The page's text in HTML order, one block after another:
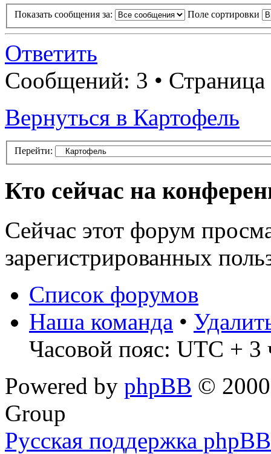
Показать сообщения за: Поле сортировки
Ответить
Сообщений: 3 • Страница
Вернуться в Картофель
Перейти:
Кто сейчас на
Сейчас этот форум
зарегистрированных
Список форумов
Наша команда •
Часовой пояс: UTC + 3
Powered by phpBB ©
Group
Русская поддержка phpBB